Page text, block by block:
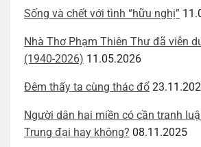
Sống và chết với tình “hữu nghị”
Nhà Thơ Phạm Thiên Thư đã viễn
(1940-2026) 11.05.2026
Đêm thấy ta cùng thác đổ
Người dân hai miền có cần tranh
Trung đại hay không? 08.11.2025